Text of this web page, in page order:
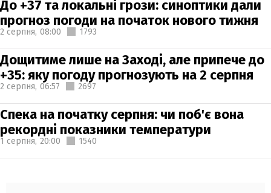
До +37 та локальні грози: синоптики дали
прогноз погоди на початок нового тижня
2 серпня, 08:00 1793
Дощитиме лише на Заході, але припече до
+35: яку погоду прогнозують на 2 серпня
2 серпня, 06:57 2697
Спека на початку серпня: чи поб'є вона
рекордні показники температури
1 серпня, 20:00 1540